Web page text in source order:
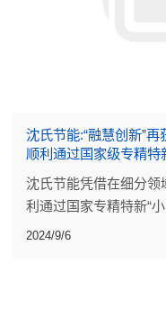
沈氏节能:“融慧创新”
顺利通过国家级专精特
沈氏节能凭借在细分
利通过国家专精特新“小
2024/9/6